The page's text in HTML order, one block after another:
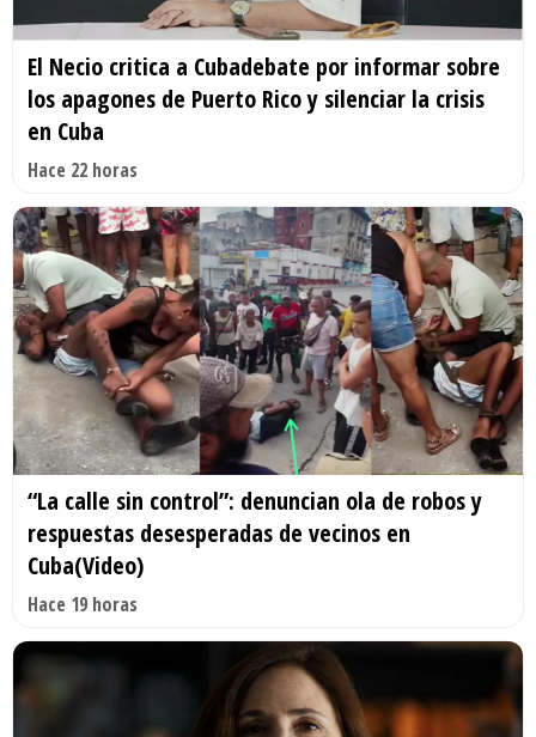
El Necio critica a Cubadebate por informar sobre
los apagones de Puerto Rico y silenciar la crisis
en Cuba
Hace 22 horas
“La calle sin control”: denuncian ola de robos y
respuestas desesperadas de vecinos en
Cuba(Video)
Hace 19 horas